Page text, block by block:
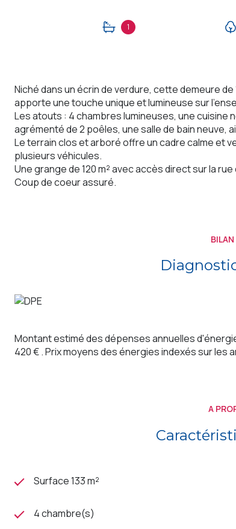
1
Niché dans un écrin de verdure, cette demeure
apporte une touche unique et lumineuse sur
Les atouts : 4 chambres lumineuses, une
agrémenté de 2 poêles, une salle de bain neuve,
Le terrain clos et arboré offre un cadre calme et
plusieurs véhicules.
Une grange de 120 m² avec accès direct sur la
Coup de coeur assuré.
Montant estimé des dépenses annuelles
420 € . Prix moyens des énergies indexés sur les
A
Surface 133 m²
4 chambre(s)